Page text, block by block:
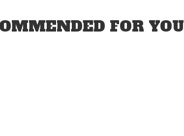
FOR YOU